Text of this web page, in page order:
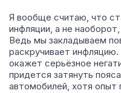
Я вообще считаю, что
инфляции, а не
Ведь мы закладываем
раскручивает
окажет серьёзное
придется затянуть
автомобилей, хотя опыт